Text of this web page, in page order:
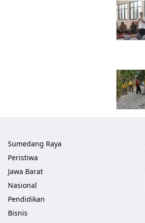
Sumedang Raya
Peristiwa
Jawa Barat
Nasional
Pendidikan
Bisnis